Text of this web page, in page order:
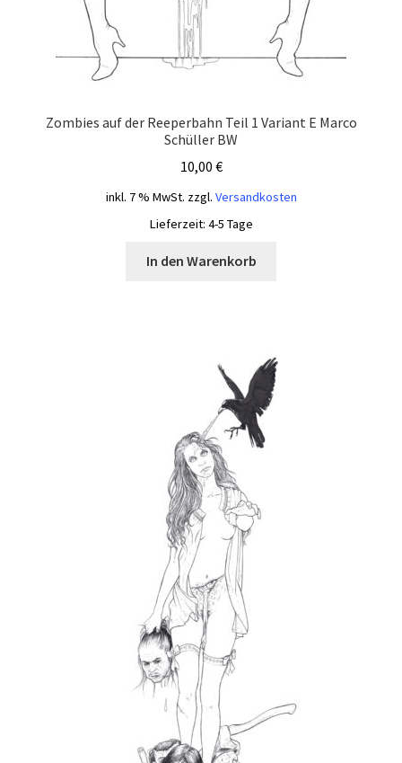
Zombies auf der Reeperbahn Teil 1 Variant E Marco
Schüller BW
10,00 €
inkl. 7 % MwSt. zzgl. Versandkosten
Lieferzeit: 4-5 Tage
In den Warenkorb